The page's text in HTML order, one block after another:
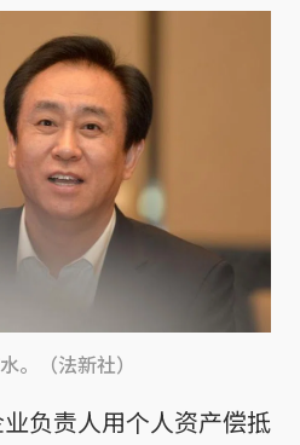
。（法新社）
负责人用个人资产偿抵